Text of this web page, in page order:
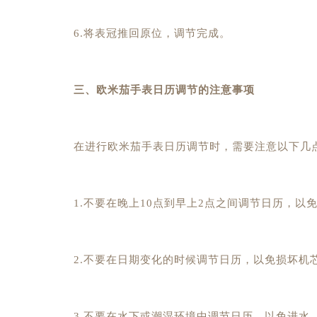
6.将表冠推回原位，调节完成。
三、欧米茄手表日历调节的注意事项
在进行欧米茄手表日历调节时，需要注意以下几
1.不要在晚上10点到早上2点之间调节日历，以免
2.不要在日期变化的时候调节日历，以免损坏机芯